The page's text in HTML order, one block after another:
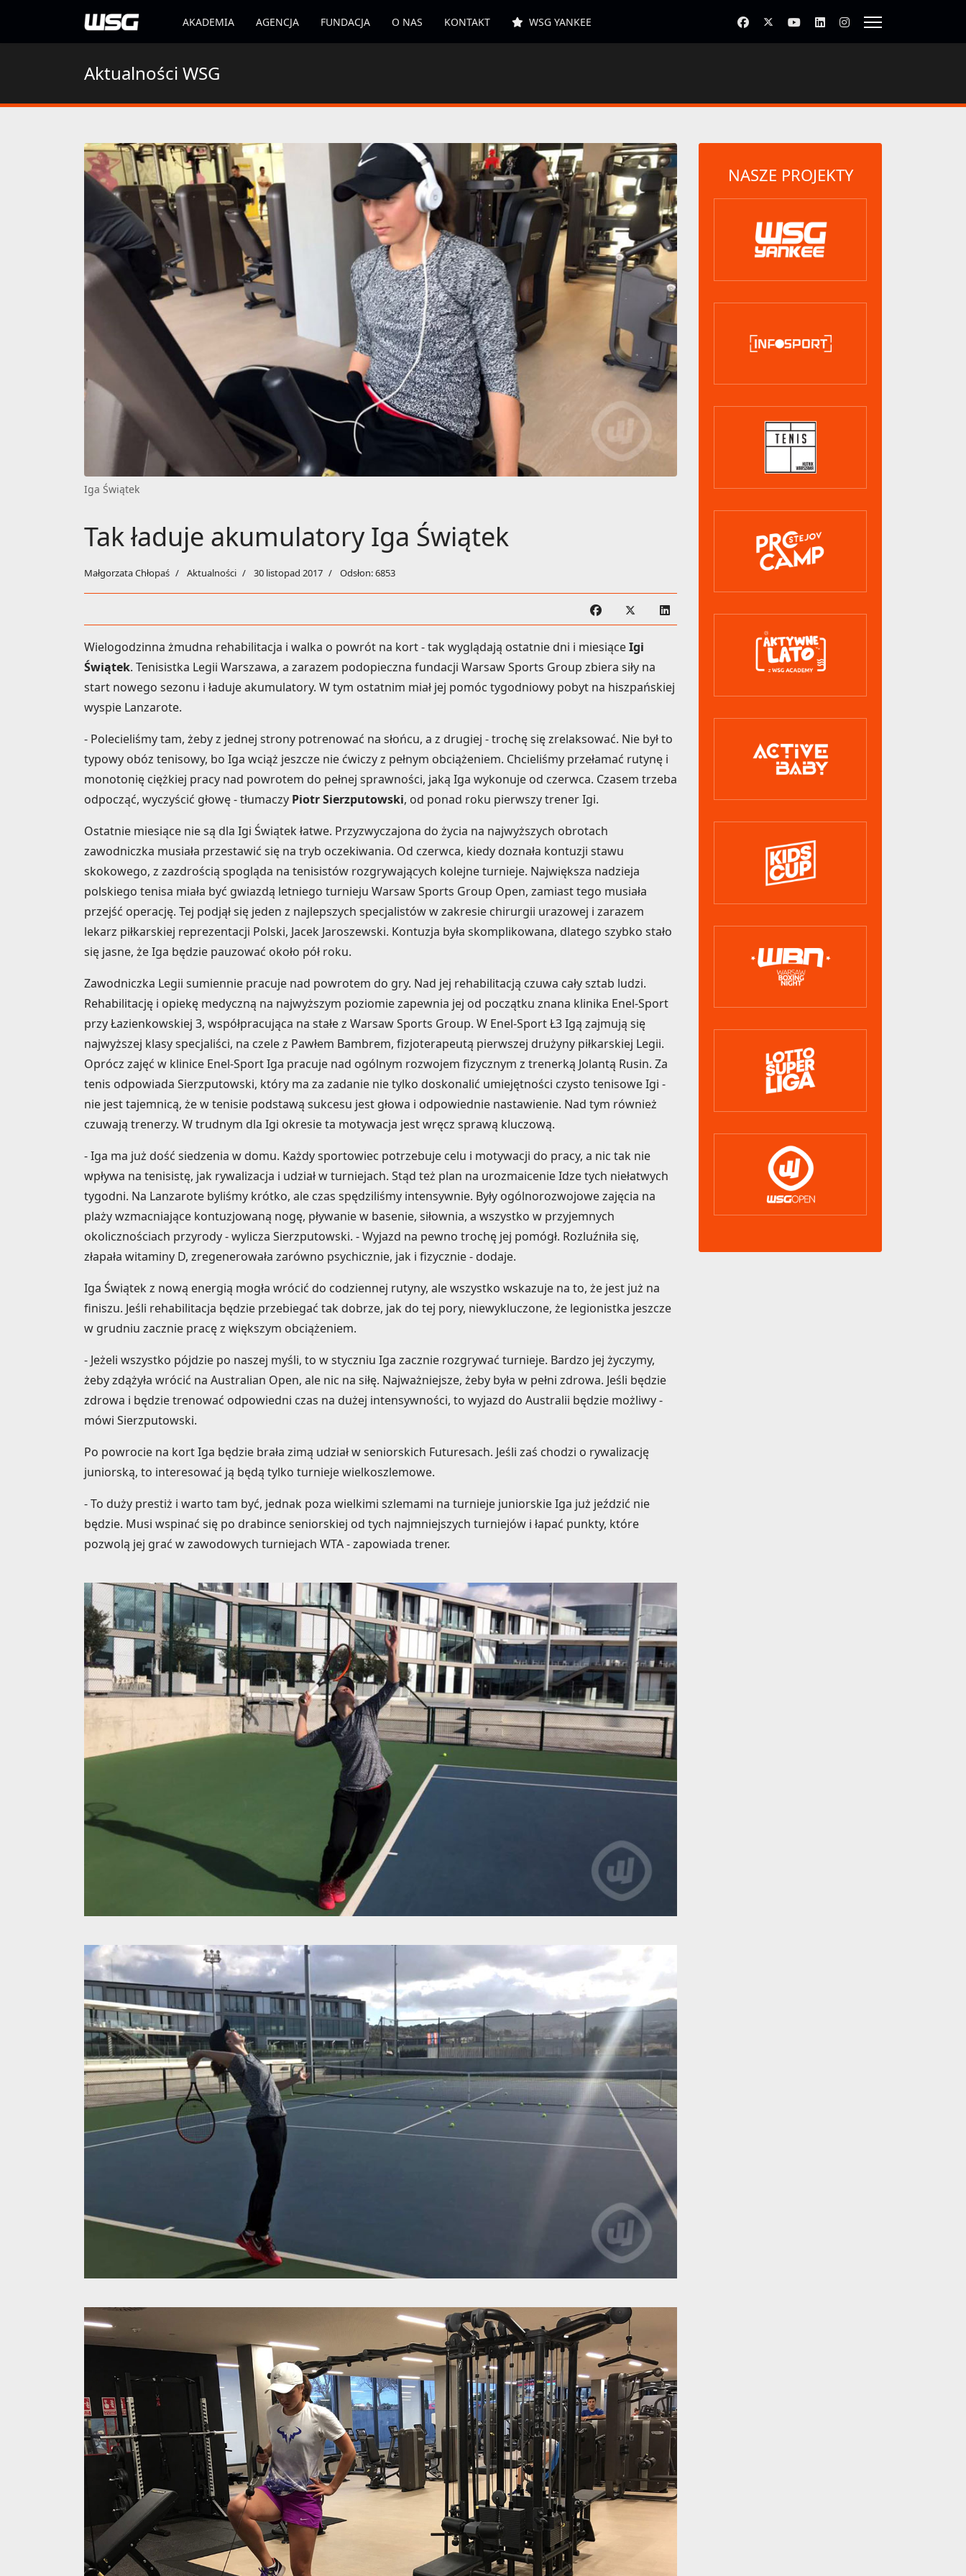
AKADEMIA AGENCJA FUNDACJA O NAS KONTAKT WSG YANKEE
Aktualności WSG
Iga Świątek
Tak ładuje akumulatory Iga Świątek
Małgorzata Chłopaś Aktualności 30 listopad 2017 Odsłon: 6853
Wielogodzinna żmudna rehabilitacja i walka o powrót na kort - tak wyglądają ostatnie dni i miesiąceIgi
Świątek. Tenisistka Legii Warszawa, a zarazem podopieczna fundacji Warsaw Sports Group zbiera siły na
start nowego sezonu i ładuje akumulatory. W tym ostatnim miał jej pomóc tygodniowy pobyt na hiszpańskiej
wyspie Lanzarote.
- Polecieliśmy tam, żeby z jednej strony potrenować na słońcu, a z drugiej - trochę się zrelaksować. Nie był to
typowy obóz tenisowy, bo Iga wciąż jeszcze nie ćwiczy z pełnym obciążeniem. Chcieliśmy przełamać rutynę i
monotonię ciężkiej pracy nad powrotem do pełnej sprawności, jaką Iga wykonuje od czerwca. Czasem trzeba
odpocząć, wyczyścić głowę - tłumaczy Piotr Sierzputowski, od ponad roku pierwszy trener Igi.
Ostatnie miesiące nie są dla Igi Świątek łatwe. Przyzwyczajona do życia na najwyższych obrotach
zawodniczka musiała przestawić się na tryb oczekiwania. Od czerwca, kiedy doznała kontuzji stawu
skokowego, z zazdrością spogląda na tenisistów rozgrywających kolejne turnieje. Największa nadzieja
polskiego tenisa miała być gwiazdą letniego turnieju Warsaw Sports Group Open, zamiast tego musiała
przejść operację. Tej podjął się jeden z najlepszych specjalistów w zakresie chirurgii urazowej i zarazem
lekarz piłkarskiej reprezentacji Polski, Jacek Jaroszewski. Kontuzja była skomplikowana, dlatego szybko stało
się jasne, że Iga będzie pauzować około pół roku.
Zawodniczka Legii sumiennie pracuje nad powrotem do gry. Nad jej rehabilitacją czuwa cały sztab ludzi.
Rehabilitację i opiekę medyczną na najwyższym poziomie zapewnia jej od początku znana klinika Enel-Sport
przy Łazienkowskiej 3, współpracująca na stałe z Warsaw Sports Group. W Enel-Sport Ł3 Igą zajmują się
najwyższej klasy specjaliści, na czele z Pawłem Bambrem, fizjoterapeutą pierwszej drużyny piłkarskiej Legii.
Oprócz zajęć w klinice Enel-Sport Iga pracuje nad ogólnym rozwojem fizycznym z trenerką Jolantą Rusin. Za
tenis odpowiada Sierzputowski, który ma za zadanie nie tylko doskonalić umiejętności czysto tenisowe Igi -
nie jest tajemnicą, że w tenisie podstawą sukcesu jest głowa i odpowiednie nastawienie. Nad tym również
czuwają trenerzy. W trudnym dla Igi okresie ta motywacja jest wręcz sprawą kluczową.
- Iga ma już dość siedzenia w domu. Każdy sportowiec potrzebuje celu i motywacji do pracy, a nic tak nie
wpływa na tenisistę, jak rywalizacja i udział w turniejach. Stąd też plan na urozmaicenie Idze tych niełatwych
tygodni. Na Lanzarote byliśmy krótko, ale czas spędziliśmy intensywnie. Były ogólnorozwojowe zajęcia na
plaży wzmacniające kontuzjowaną nogę, pływanie w basenie, siłownia, a wszystko w przyjemnych
okolicznościach przyrody - wylicza Sierzputowski. - Wyjazd na pewno trochę jej pomógł. Rozluźniła się,
złapała witaminy D, zregenerowała zarówno psychicznie, jak i fizycznie - dodaje.
Iga Świątek z nową energią mogła wrócić do codziennej rutyny, ale wszystko wskazuje na to, że jest już na
finiszu. Jeśli rehabilitacja będzie przebiegać tak dobrze, jak do tej pory, niewykluczone, że legionistka jeszcze
w grudniu zacznie pracę z większym obciążeniem.
- Jeżeli wszystko pójdzie po naszej myśli, to w styczniu Iga zacznie rozgrywać turnieje. Bardzo jej życzymy,
żeby zdążyła wrócić na Australian Open, ale nic na siłę. Najważniejsze, żeby była w pełni zdrowa. Jeśli będzie
zdrowa i będzie trenować odpowiedni czas na dużej intensywności, to wyjazd do Australii będzie możliwy -
mówi Sierzputowski.
Po powrocie na kort Iga będzie brała zimą udział w seniorskich Futuresach. Jeśli zaś chodzi o rywalizację
juniorską, to interesować ją będą tylko turnieje wielkoszlemowe.
- To duży prestiż i warto tam być, jednak poza wielkimi szlemami na turnieje juniorskie Iga już jeździć nie
będzie. Musi wspinać się po drabince seniorskiej od tych najmniejszych turniejów i łapać punkty, które
pozwolą jej grać w zawodowych turniejach WTA - zapowiada trener.
NASZE PROJEKTY